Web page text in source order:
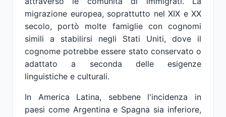
migrazione europea, soprattutto nel XIX e XX
secolo, portò molte famiglie con cognomi
simili a stabilirsi negli Stati Uniti, dove il
cognome potrebbe essere stato conservato o
adattato a seconda delle esigenze
linguistiche e culturali.
In America Latina, sebbene l'incidenza in
paesi come Argentina e Spagna sia inferiore,